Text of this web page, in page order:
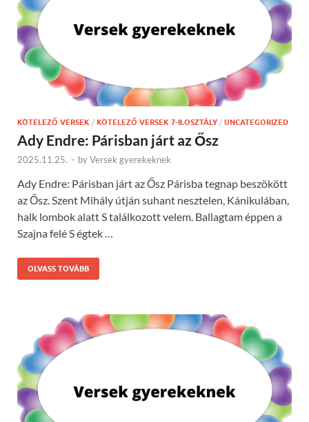
KÖTELEZŐ VERSEK / KÖTELEZŐ VERSEK 7-8.OSZTÁLY / UNCATEGORIZED
Ady Endre: Párisban járt az Ősz
2025.11.25. - byVersek gyerekeknek
Ady Endre: Párisban járt az Ősz Párisba tegnap beszökött
az Ősz. Szent Mihály útján suhant nesztelen, Kánikulában,
halk lombok alatt S találkozott velem. Ballagtam éppen a
Szajna felé S égtek …
OLVASS TOVÁBB